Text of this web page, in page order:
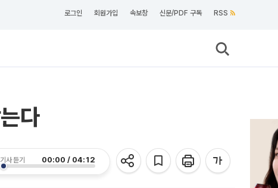
로그인 회원가입 속보창 신문/PDF 구독 RSS
다
기사 듣기 00:00 / 04:12